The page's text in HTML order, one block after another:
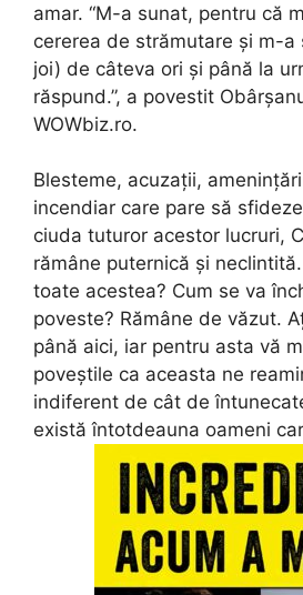
amar. “M-a sunat, pentru că
cererea de strămutare și m-a
joi) de câteva ori și până la
răspund.”, a povestit
WOWbiz.ro.
Blesteme, acuzații,
incendiar care pare să
ciuda tuturor acestor lucruri,
rămâne puternică și
toate acestea? Cum se va
poveste? Rămâne de văzut.
până aici, iar pentru asta vă
poveștile ca aceasta ne
indiferent de cât de
există întotdeauna oameni